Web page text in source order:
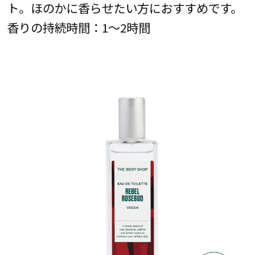
ト。ほのかに香らせたい方におすすめです。
香りの持続時間：1～2時間